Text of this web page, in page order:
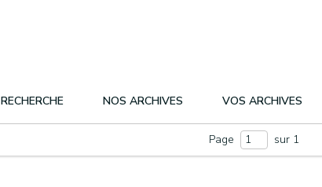
RECHERCHE NOS ARCHIVES VOS ARCHIVES
Page sur 1